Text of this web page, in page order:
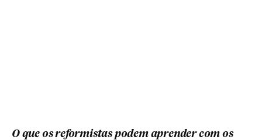
O que os reformistas podem aprender com os